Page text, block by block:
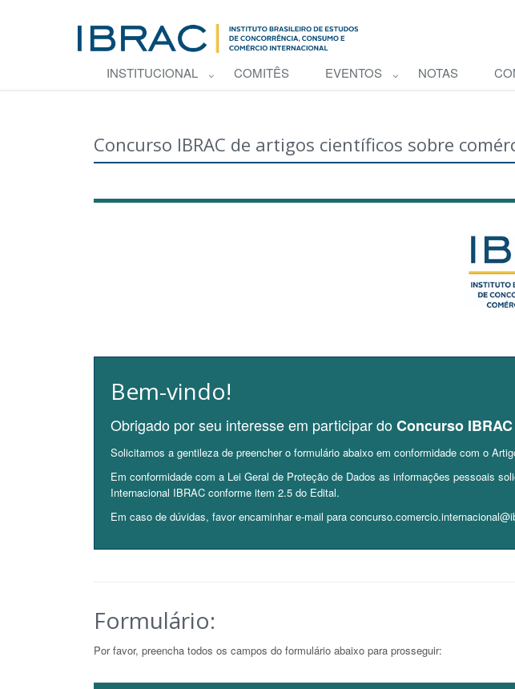
INSTITUCIONAL COMITÊS EVENTOS NOTAS
Concurso IBRAC de artigos científicos sobre
Bem-vindo!
Obrigado por seu interesse em participar doConcurso
Solicitamos a gentileza de preencher o formulário abaixo em conformidade com o
Em conformidade com a Lei Geral de Proteção de Dados as informações pessoais
Internacional IBRAC conforme item 2.5 do Edital.
Em caso de dúvidas, favor encaminhar e-mail para
Formulário:
Por favor, preencha todos os campos do formulário abaixo para prosseguir: